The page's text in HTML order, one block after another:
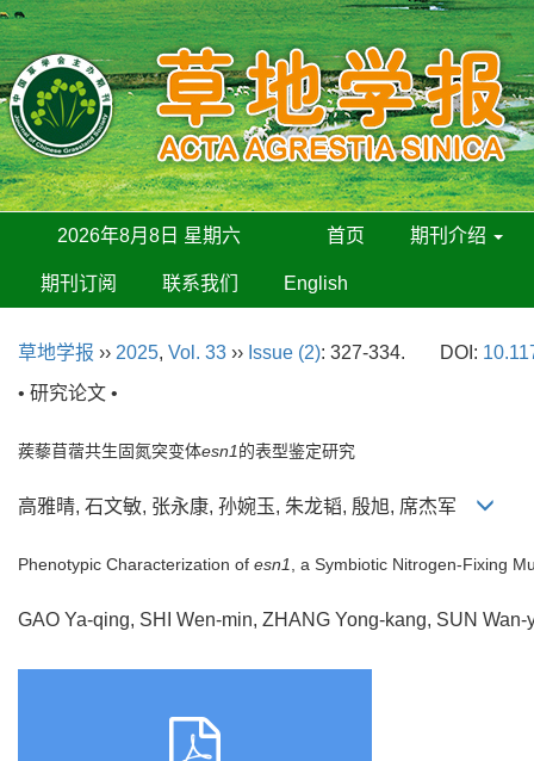
2026年8月8日 星期六 首页 期刊介绍
期刊订阅 联系我们 English
草地学报 ›› 2025, Vol. 33 ›› Issue (2): 327-334. DOI:
• 研究论文 •
蒺藜苜蓿共生固氮突变体esn1的表型鉴定研究
高雅晴, 石文敏, 张永康, 孙婉玉, 朱龙韬, 殷旭, 席杰军
Phenotypic Characterization of esn1 , a Symbiotic Nitrogen-Fixing
GAO Ya-qing, SHI Wen-min, ZHANG Yong-kang, SUN